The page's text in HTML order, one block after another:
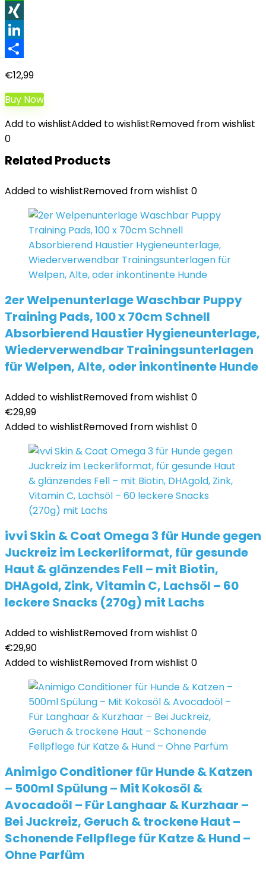
WhatsApp
XING
LinkedIn
€12,99
Buy Now
Add to wishlistAdded to wishlistRemoved from wishlist
0
Related Products
Added to wishlistRemoved from wishlist 0
2er Welpenunterlage Waschbar Puppy
Training Pads, 100 x 70cm Schnell
Absorbierend Haustier Hygieneunterlage,
Wiederverwendbar Trainingsunterlagen
für Welpen, Alte, oder inkontinente Hunde
Added to wishlistRemoved from wishlist 0
€29,99
Added to wishlistRemoved from wishlist 0
ivvi Skin & Coat Omega 3 für Hunde gegen
Juckreiz im Leckerliformat, für gesunde
Haut & glänzendes Fell – mit Biotin,
DHAgold, Zink, Vitamin C, Lachsöl – 60
leckere Snacks (270g) mit Lachs
Added to wishlistRemoved from wishlist 0
€29,90
Added to wishlistRemoved from wishlist 0
Animigo Conditioner für Hunde & Katzen
– 500ml Spülung – Mit Kokosöl &
Avocadoöl – Für Langhaar & Kurzhaar –
Bei Juckreiz, Geruch & trockene Haut –
Schonende Fellpflege für Katze & Hund –
Ohne Parfüm